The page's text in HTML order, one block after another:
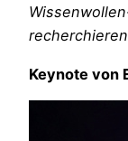
Keynote von